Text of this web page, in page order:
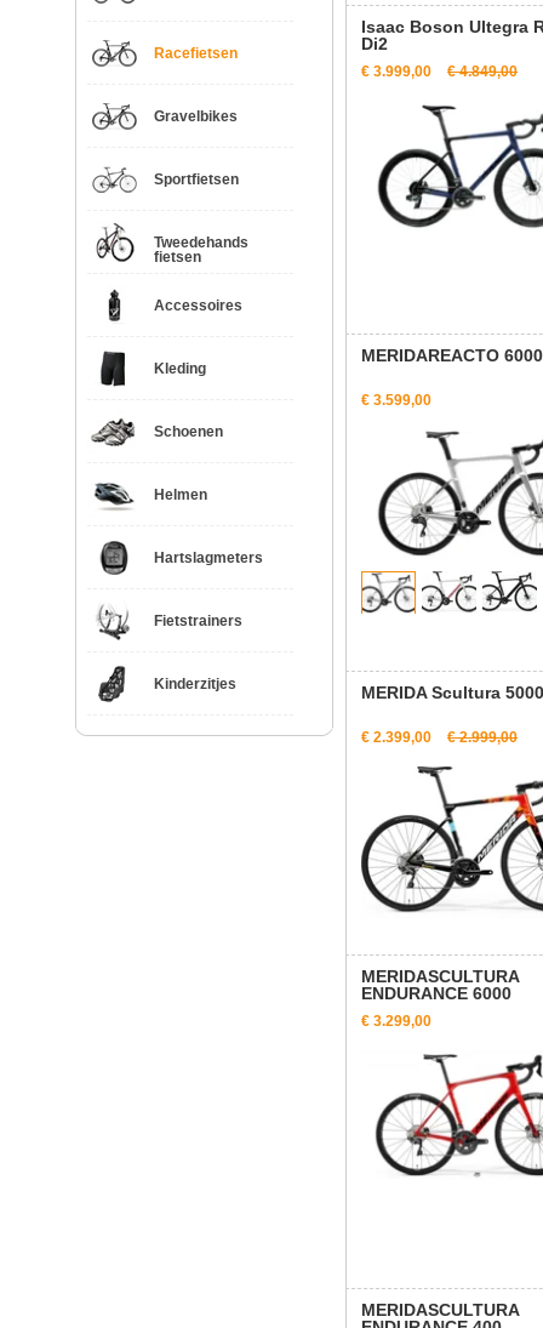
Racefietsen
Gravelbikes
Sportfietsen
Tweedehands
fietsen
Accessoires
Kleding
Schoenen
Helmen
Hartslagmeters
Fietstrainers
Kinderzitjes
Isaac Boson Ultegra
Di2
€ 3.999,00 € 4.849,00
MERIDAREACTO
€ 3.599,00
MERIDA Scultura 5000
€ 2.399,00 € 2.999,00
MERIDASCULTURA
ENDURANCE 6000
€ 3.299,00
MERIDASCULTURA